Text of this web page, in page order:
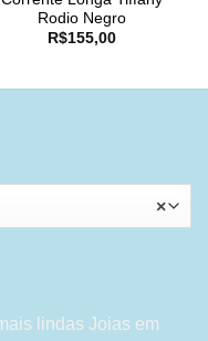
Rodio Negro
R$155,00
×
lindas Joias em